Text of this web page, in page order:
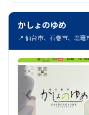
かしょのゆめ
📍 仙台市、石巻市、塩竈